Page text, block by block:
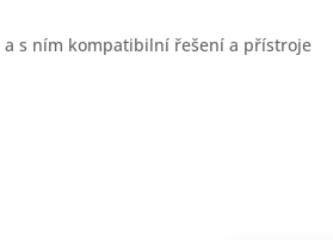
a s ním kompatibilní řešení a přístroje